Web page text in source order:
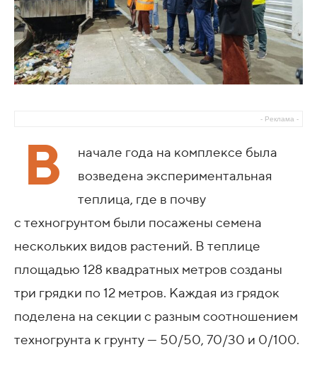
- Реклама -
В
начале года на комплексе была
возведена экспериментальная
теплица, где в почву
с техногрунтом были посажены семена
нескольких видов растений. В теплице
площадью 128 квадратных метров созданы
три грядки по 12 метров. Каждая из грядок
поделена на секции с разным соотношением
техногрунта к грунту — 50/50, 70/30 и 0/100.